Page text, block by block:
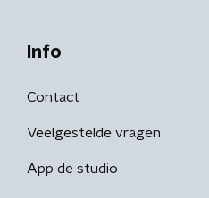
Info
Contact
Veelgestelde vragen
App de studio